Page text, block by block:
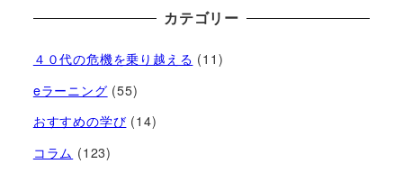
カテゴリー
４０代の危機を乗り越える (11)
eラーニング (55)
おすすめの学び (14)
コラム (123)